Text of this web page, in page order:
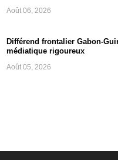
Août 06, 2026
Différend frontalier Gabon-
médiatique rigoureux
Août 05, 2026